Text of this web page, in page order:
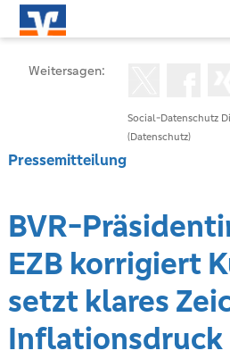
Social-Datenschutz
(Datenschutz)
Weitersagen:
Pressemitteilung
BVR-
EZB korrigiert
setzt klares
Inflationsdruck